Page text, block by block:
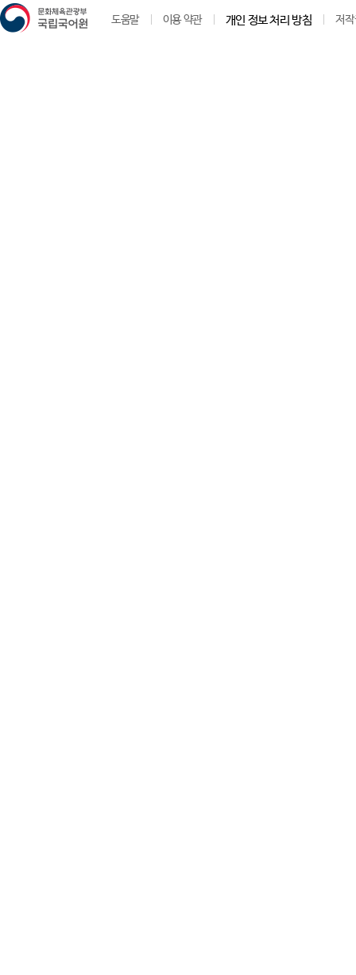
도움말 이용 약관 개인 정보 처리 방침 저